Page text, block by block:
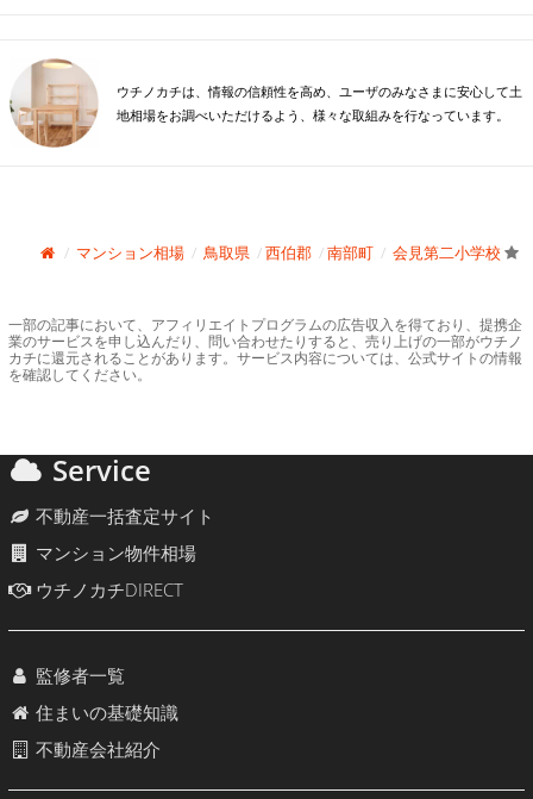
ウチノカチは、情報の信頼性を高め、ユーザのみなさまに安心して土
地相場をお調べいただけるよう、様々な取組みを行なっています。
マンション相場 鳥取県 西伯郡 南部町 会見第二小学校
一部の記事において、アフィリエイトプログラムの広告収入を得ており、提携企
業のサービスを申し込んだり、問い合わせたりすると、売り上げの一部がウチノ
カチに還元されることがあります。サービス内容については、公式サイトの情報
を確認してください。
Service
不動産一括査定サイト
マンション物件相場
ウチノカチDIRECT
監修者一覧
住まいの基礎知識
不動産会社紹介